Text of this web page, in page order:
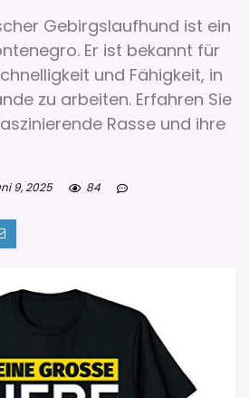
Gebirgslaufhund ist ein
Er ist bekannt für
und Fähigkeit, in
zu arbeiten. Erfahren Sie
Rasse und ihre
9, 2025 84